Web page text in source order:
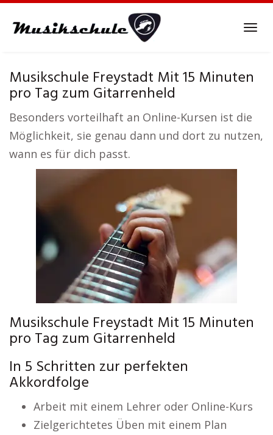
Musikschule Freystadt Mit 15 Minuten
pro Tag zum Gitarrenheld
Besonders vorteilhaft an Online-Kursen ist die
Möglichkeit, sie genau dann und dort zu nutzen,
wann es für dich passt.
Musikschule Freystadt Mit 15 Minuten
pro Tag zum Gitarrenheld
In 5 Schritten zur perfekten
Akkordfolge
Arbeit mit einem Lehrer oder Online-Kurs
Zielgerichtetes Üben mit einem Plan